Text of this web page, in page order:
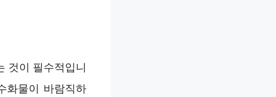
것이 필수적입니
화물이 바람직하